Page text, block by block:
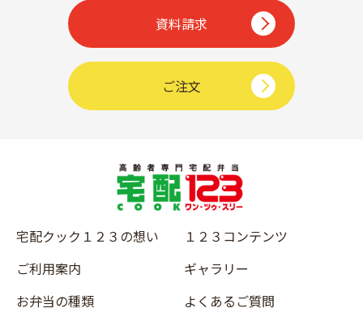
資料請求
ご注文
宅配クック１２３の想い
ご利用案内
お弁当の種類
１２３コンテンツ
ギャラリー
よくあるご質問